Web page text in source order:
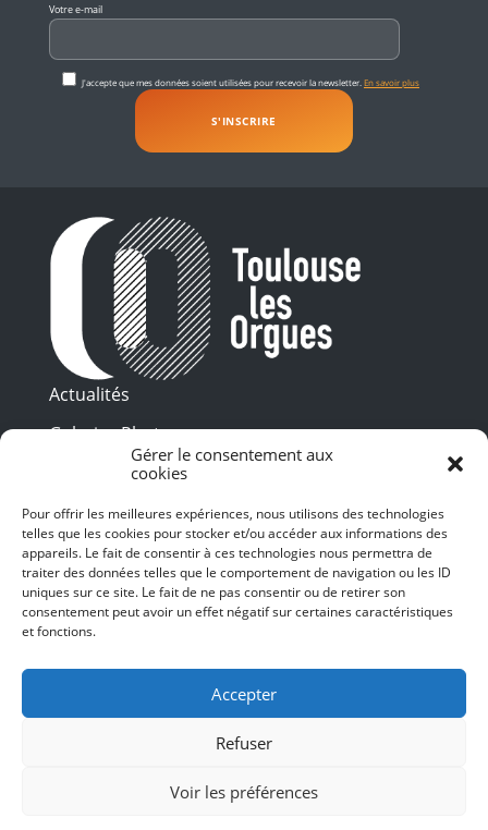
Gérer le consentement aux
cookies
Pour offrir les meilleures expériences, nous utilisons des technologies
telles que les cookies pour stocker et/ou accéder aux informations des
appareils. Le fait de consentir à ces technologies nous permettra de
traiter des données telles que le comportement de navigation ou les ID
uniques sur ce site. Le fait de ne pas consentir ou de retirer son
consentement peut avoir un effet négatif sur certaines caractéristiques
et fonctions.
Accepter
Refuser
Voir les préférences
Votre e-mail
J'accepte que mes données soient utilisées pour recevoir la newsletter. En savoir plus
Actualités
Galeries Photos
Vidéothèque
Presse
Programme PDF
Billetterie
Recrutement
Mentions légales
SUIVEZ-NOUS